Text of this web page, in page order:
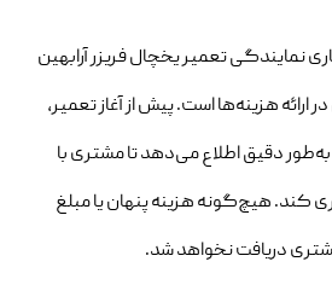
نمایندگی تعمیر یخچال فریزر آرابهین
هزینه‌ها است. پیش از آغاز تعمیر،
دقیق اطلاع می‌دهد تا مشتری با
هیچ‌گونه هزینه پنهان یا مبلغ
دریافت نخواهد شد.